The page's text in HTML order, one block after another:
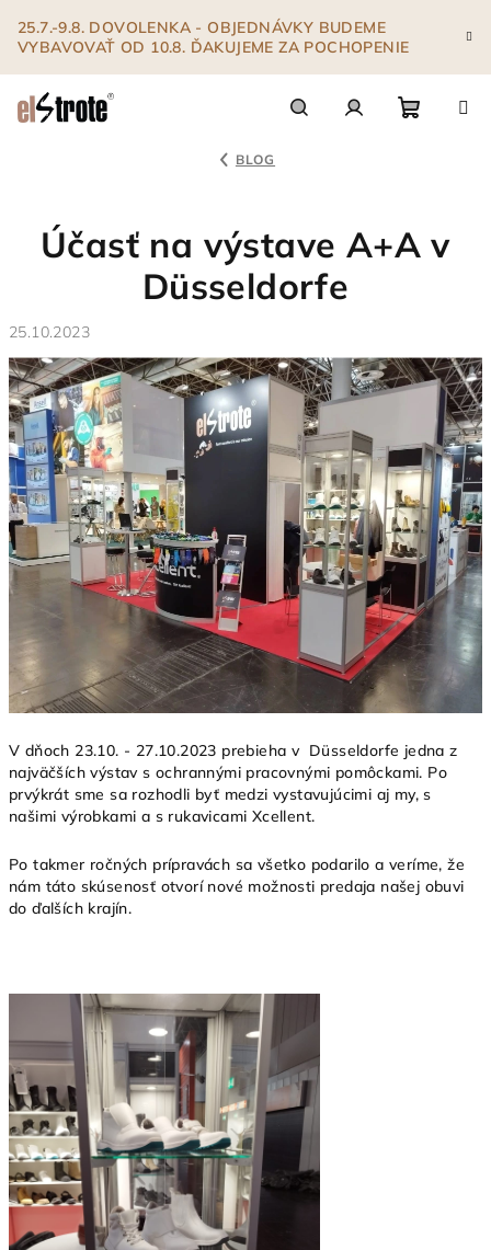
obsah
25.7.-9.8. DOVOLENKA - OBJEDNÁVKY BUDEME
VYBAVOVAŤ OD 10.8. ĎAKUJEME ZA POCHOPENIE
BLOG
Účasť na výstave A+A v
Düsseldorfe
25.10.2023
V dňoch 23.10. - 27.10.2023 prebieha v Düsseldorfe jedna z
najväčších výstav s ochrannými pracovnými pomôckami. Po
prvýkrát sme sa rozhodli byť medzi vystavujúcimi aj my, s
našimi výrobkami a s rukavicami Xcellent.
Po takmer ročných prípravách sa všetko podarilo a veríme, že
nám táto skúsenosť otvorí nové možnosti predaja našej obuvi
do ďalších krajín.